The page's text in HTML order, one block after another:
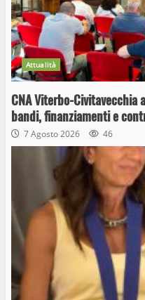
Attualità
CNA Viterbo-Civitavecchia
bandi, finanziamenti e
7 Agosto 2026 46